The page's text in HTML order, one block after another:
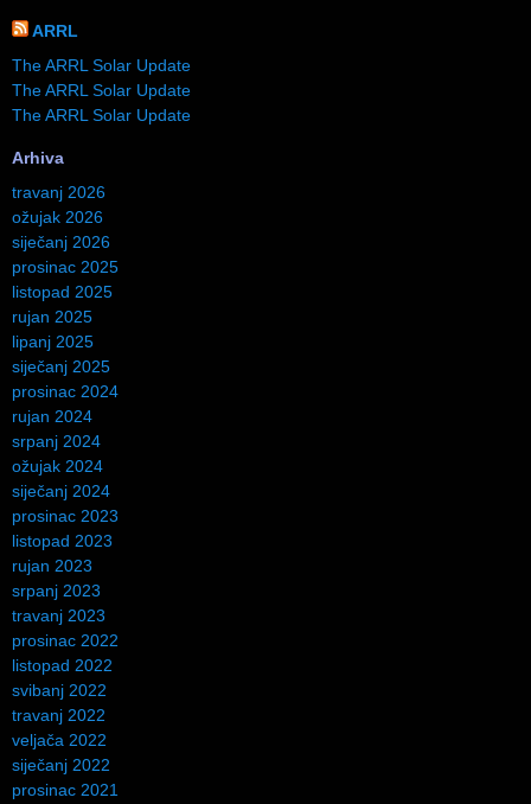
ARRL
The ARRL Solar Update
The ARRL Solar Update
The ARRL Solar Update
Arhiva
travanj 2026
ožujak 2026
siječanj 2026
prosinac 2025
listopad 2025
rujan 2025
lipanj 2025
siječanj 2025
prosinac 2024
rujan 2024
srpanj 2024
ožujak 2024
siječanj 2024
prosinac 2023
listopad 2023
rujan 2023
srpanj 2023
travanj 2023
prosinac 2022
listopad 2022
svibanj 2022
travanj 2022
veljača 2022
siječanj 2022
prosinac 2021